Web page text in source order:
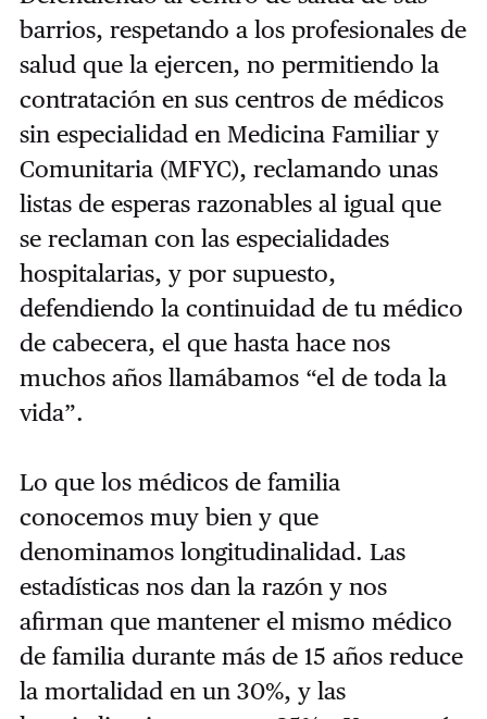
barrios, respetando a los profesionales de
salud que la ejercen, no permitiendo la
contratación en sus centros de médicos
sin especialidad en Medicina Familiar y
Comunitaria (MFYC), reclamando unas
listas de esperas razonables al igual que
se reclaman con las especialidades
hospitalarias, y por supuesto,
defendiendo la continuidad de tu médico
de cabecera, el que hasta hace nos
muchos años llamábamos “el de toda la
vida”.
Lo que los médicos de familia
conocemos muy bien y que
denominamos longitudinalidad. Las
estadísticas nos dan la razón y nos
afirman que mantener el mismo médico
de familia durante más de 15 años reduce
la mortalidad en un 30%, y las